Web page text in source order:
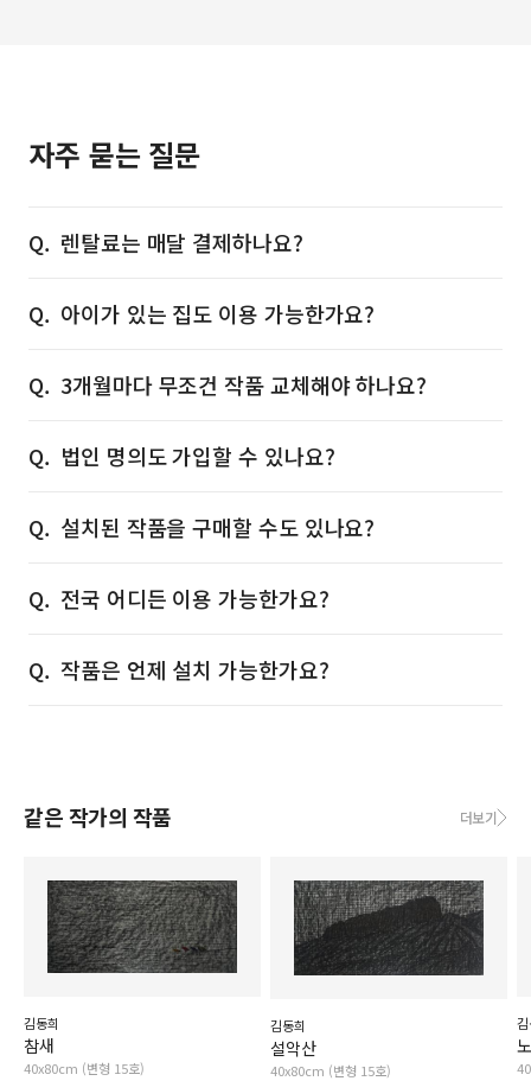
자주 묻는 질문
렌탈료는 매달 결제하나요?
아이가 있는 집도 이용 가능한가요?
3개월마다 무조건 작품 교체해야 하나요?
법인 명의도 가입할 수 있나요?
설치된 작품을 구매할 수도 있나요?
전국 어디든 이용 가능한가요?
작품은 언제 설치 가능한가요?
같은 작가의 작품 더보기
김동희
참새
40x80cm (변형 15호)
김동희
설악산
40x80cm (변형 15호)